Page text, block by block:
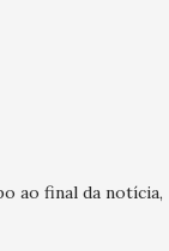
ao final da notícia,